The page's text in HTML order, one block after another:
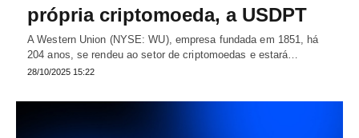
própria criptomoeda, a USDPT
A Western Union (NYSE: WU), empresa fundada em 1851, há
204 anos, se rendeu ao setor de criptomoedas e estará…
28/10/2025 15:22